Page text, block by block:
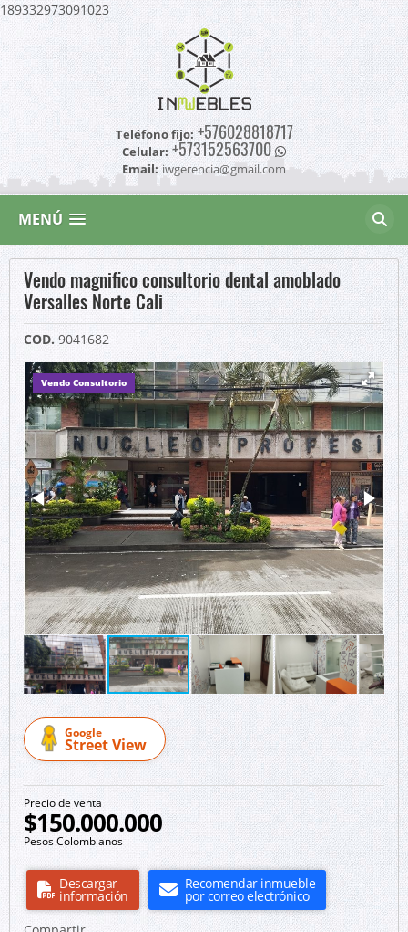
189332973091023
Teléfono fijo: +576028818717
Celular: +573152563700
Email: iwgerencia@gmail.com
MENÚ
Vendo magnifico consultorio dental amoblado
Versalles Norte Cali
COD. 9041682
Vendo Consultorio
Google
Street View
Precio de venta
$150.000.000
Pesos Colombianos
Descargar
información
Recomendar inmueble
por correo electrónico